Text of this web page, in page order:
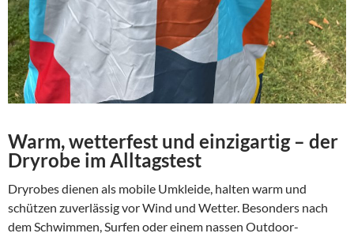
Warm, wetterfest und einzigartig – der
Dryrobe im Alltagstest
Dryrobes dienen als mobile Umkleide, halten warm und
schützen zuverlässig vor Wind und Wetter. Besonders nach
dem Schwimmen, Surfen oder einem nassen Outdoor-